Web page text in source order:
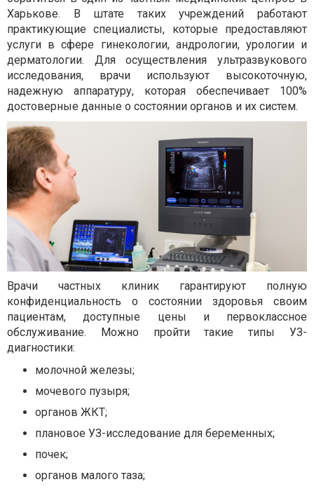
Харькове. В штате таких учреждений работают
практикующие специалисты, которые предоставляют
услуги в сфере гинекологии, андрологии, урологии и
дерматологии. Для осуществления ультразвукового
исследования, врачи используют высокоточную,
надежную аппаратуру, которая обеспечивает 100%
достоверные данные о состоянии органов и их систем.
Врачи частных клиник гарантируют полную
конфиденциальность о состоянии здоровья своим
пациентам, доступные цены и первоклассное
обслуживание. Можно пройти такие типы УЗ-
диагностики:
молочной железы;
мочевого пузыря;
органов ЖКТ;
плановое УЗ-исследование для беременных;
почек;
органов малого таза;